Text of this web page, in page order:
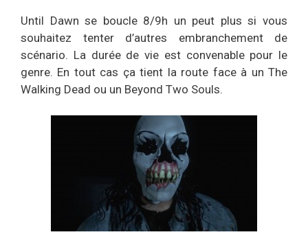
Until Dawn se boucle 8/9h un peut plus si vous
souhaitez tenter d’autres embranchement de
scénario. La durée de vie est convenable pour le
genre. En tout cas ça tient la route face à un The
Walking Dead ou un Beyond Two Souls.